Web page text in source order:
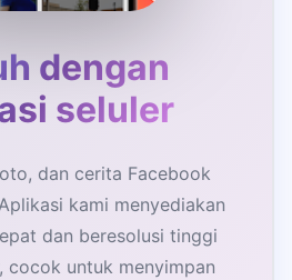
dengan
seluler
dan cerita Facebook
kami menyediakan
dan beresolusi tinggi
cocok untuk menyimpan